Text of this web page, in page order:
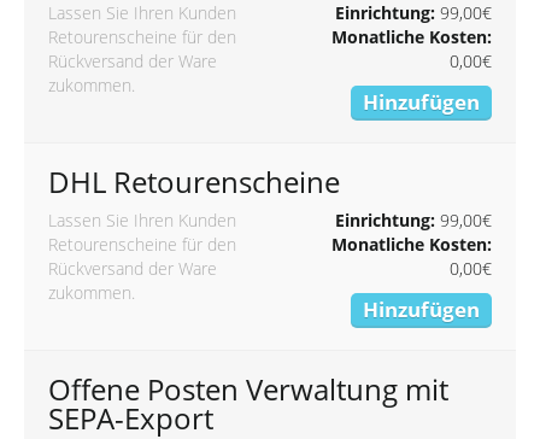
Lassen Sie Ihren Kunden
Retourenscheine für den
Rückversand der Ware
zukommen.
Einrichtung:99,00€
Monatliche Kosten:
0,00€
Hinzufügen
DHL Retourenscheine
Lassen Sie Ihren Kunden
Retourenscheine für den
Rückversand der Ware
zukommen.
Einrichtung:99,00€
Monatliche Kosten:
0,00€
Hinzufügen
Offene Posten Verwaltung mit
SEPA-Export